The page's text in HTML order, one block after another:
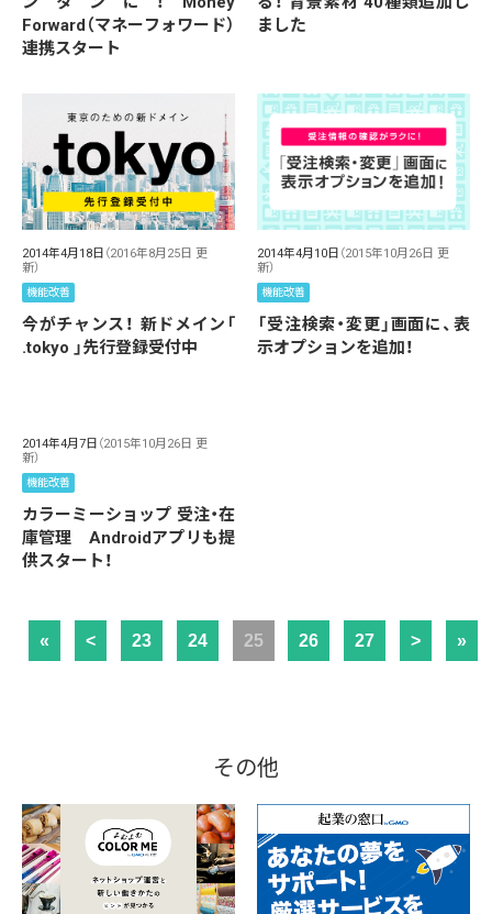
Forward（マネーフォワード）
連携スタート
ました
2014年4月18日 （2016年8月25日 更
新）
機能改善
今がチャンス！ 新ドメイン「
.tokyo 」先行登録受付中
2014年4月10日 （2015年10月26日 更
新）
機能改善
「受注検索・変更」画面に、表
示オプションを追加！
2014年4月7日 （2015年10月26日 更
新）
機能改善
カラーミーショップ 受注・在
庫管理 Androidアプリも提
供スタート！
« < 23 24 25 26 27 > »
その他